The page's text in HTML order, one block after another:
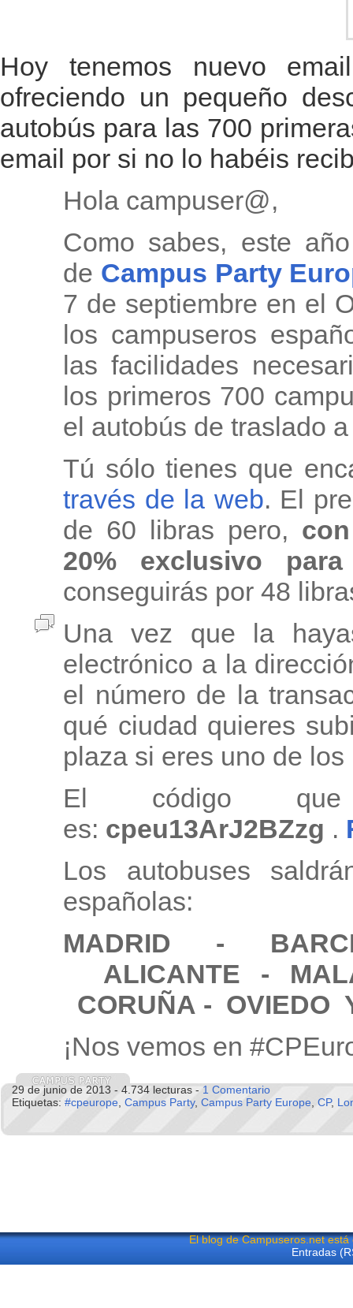
Hoy tenemos nuevo
ofreciendo un pequeño
autobús para las 700
email por si no lo habéis
Hola campuser@,
Como sabes, este
de Campus Party
7 de septiembre en el
los campuseros
las facilidades
los primeros 700
el autobús de traslado
Tú sólo tienes que
través de la web. El
de 60 libras pero,
20% exclusivo
conseguirás por 48
Una vez que la
electrónico a la
el número de la
qué ciudad quieres
plaza si eres uno de
El código
es: cpeu13ArJ2BZzg .
Los autobuses
españolas:
MADRID -
ALICANTE -
CORUÑA -
¡Nos vemos en
29 de junio de 2013 - 4.734 lecturas - 1 Comentario
Etiquetas: #cpeurope Campus Party, Campus Party Europe CP,
El blog de Campuseros.net
Entradas